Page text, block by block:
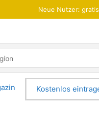
Neue Nutzer:
Kostenlos